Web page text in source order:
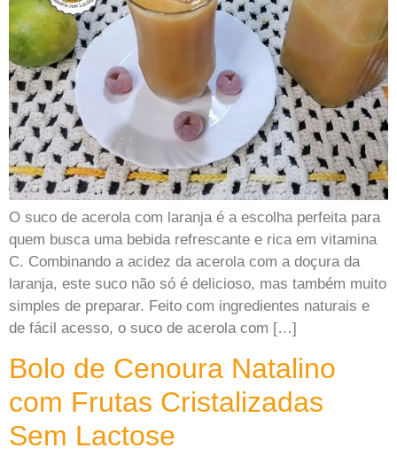
O suco de acerola com laranja é a escolha perfeita para
quem busca uma bebida refrescante e rica em vitamina
C. Combinando a acidez da acerola com a doçura da
laranja, este suco não só é delicioso, mas também muito
simples de preparar. Feito com ingredientes naturais e
de fácil acesso, o suco de acerola com […]
Bolo de Cenoura Natalino
com Frutas Cristalizadas
Sem Lactose